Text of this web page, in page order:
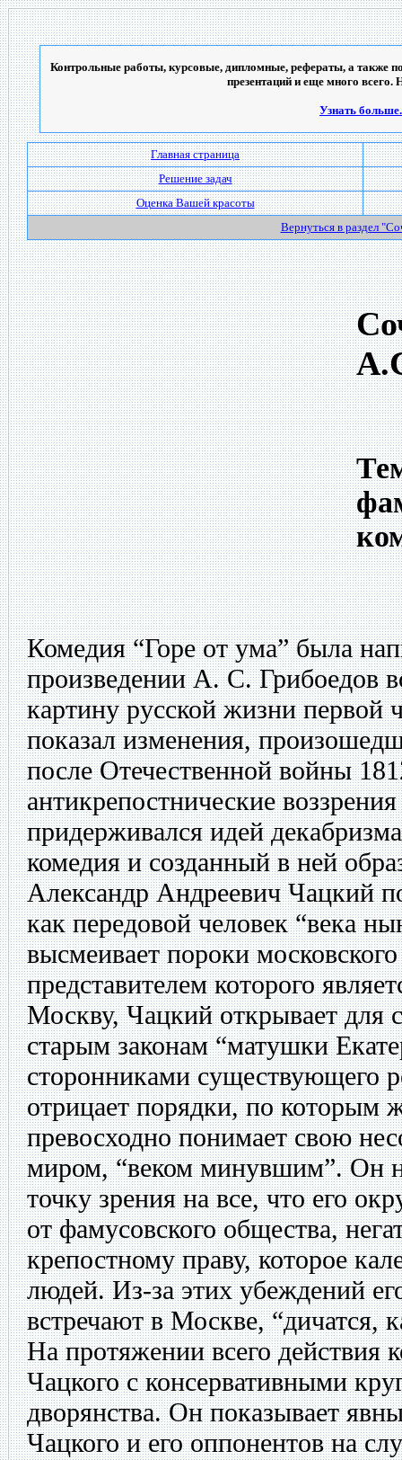
Контрольные работы, курсовые, дипломные, рефераты, а также
презентаций и еще много всего.
Узнать
Главная страница
Решение задач
Оценка Вашей красоты
Вернуться в раздел
Комедия “Горе от ума” была
произведении А. С. Грибоедов
картину русской жизни первой
показал изменения,
после Отечественной войны
антикрепостнические
придерживался идей
комедия и созданный в ней
Александр Андреевич Чацкий
как передовой человек “века
высмеивает пороки
представителем которого
Москву, Чацкий открывает для
старым законам “матушки
сторонниками существующего
отрицает порядки, по которым
превосходно понимает свою
миром, “веком минувшим”. Он
точку зрения на все, что его
от фамусовского общества,
крепостному праву, которое
людей. Из-за этих убеждений
встречают в Москве, “дичатся,
На протяжении всего действия
Чацкого с консервативными
дворянства. Он показывает
Чацкого и его оппонентов на